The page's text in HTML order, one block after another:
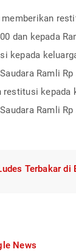
dan kepada
kepada
Ramli Rp
kepada
Ramli Rp
Terbakar di
News